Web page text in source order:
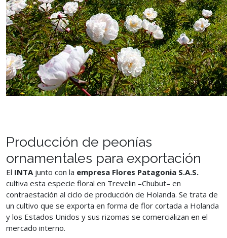
Producción de peonías
ornamentales para exportación
El INTAjunto con la empresa Flores Patagonia S.A.S.
cultiva esta especie floral en Trevelin –Chubut– en
contraestación al ciclo de producción de Holanda. Se trata de
un cultivo que se exporta en forma de flor cortada a Holanda
y los Estados Unidos y sus rizomas se comercializan en el
mercado interno.